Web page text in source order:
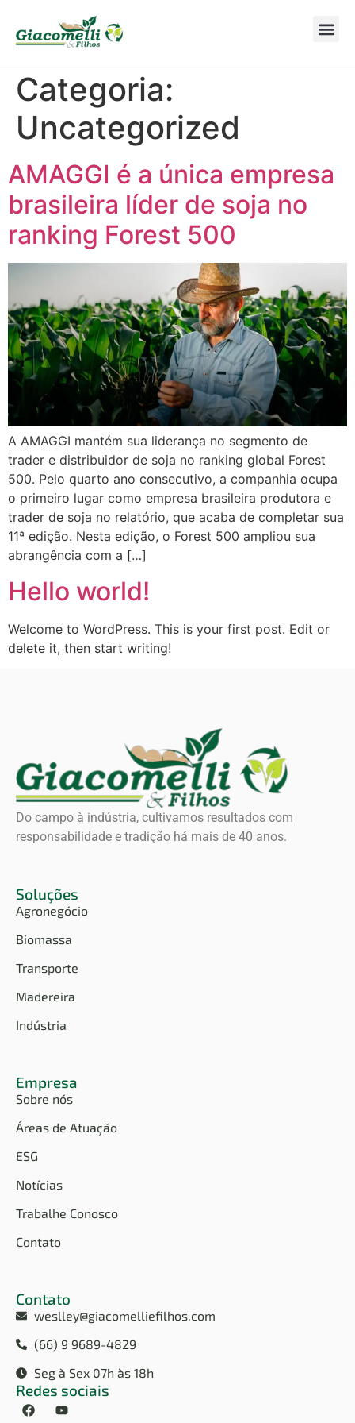
Categoria:
Uncategorized
AMAGGI é a única empresa
brasileira líder de soja no
ranking Forest 500
A AMAGGI mantém sua liderança no segmento de
trader e distribuidor de soja no ranking global Forest
500. Pelo quarto ano consecutivo, a companhia ocupa
o primeiro lugar como empresa brasileira produtora e
trader de soja no relatório, que acaba de completar sua
11ª edição. Nesta edição, o Forest 500 ampliou sua
abrangência com a […]
Hello world!
Welcome to WordPress. This is your first post. Edit or
delete it, then start writing!
Do campo à indústria, cultivamos resultados com
responsabilidade e tradição há mais de 40 anos.
Soluções
Agronegócio
Biomassa
Transporte
Madereira
Indústria
Empresa
Sobre nós
Áreas de Atuação
ESG
Notícias
Trabalhe Conosco
Contato
Contato
weslley@giacomelliefilhos.com
(66) 9 9689-4829
Seg à Sex 07h às 18h
Redes sociais